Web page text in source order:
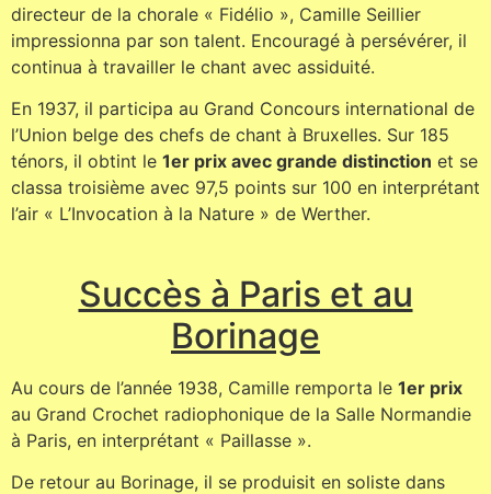
directeur de la chorale « Fidélio », Camille Seillier
impressionna par son talent. Encouragé à persévérer, il
continua à travailler le chant avec assiduité.
En 1937, il participa au Grand Concours international de
l’Union belge des chefs de chant à Bruxelles. Sur 185
ténors, il obtint le 1er prix avec grande distinction et se
classa troisième avec 97,5 points sur 100 en interprétant
l’air « L’Invocation à la Nature » de Werther.
Succès à Paris et au
Borinage
Au cours de l’année 1938, Camille remporta le 1er prix
au Grand Crochet radiophonique de la Salle Normandie
à Paris, en interprétant « Paillasse ».
De retour au Borinage, il se produisit en soliste dans